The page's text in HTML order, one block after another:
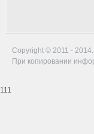
Copyright © 2011 - 2014.
При копировании
111